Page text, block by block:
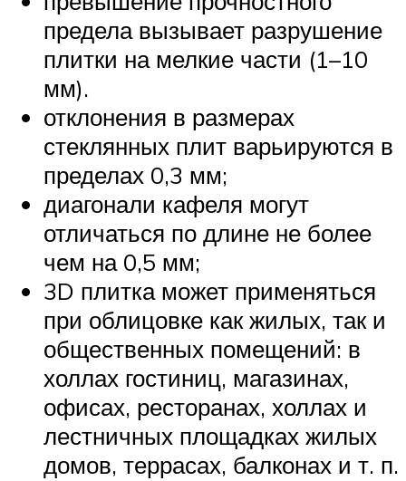
предела вызывает разрушение
плитки на мелкие части (1–10
мм).
отклонения в размерах
стеклянных плит варьируются в
пределах 0,3 мм;
диагонали кафеля могут
отличаться по длине не более
чем на 0,5 мм;
3D плитка может применяться
при облицовке как жилых, так и
общественных помещений: в
холлах гостиниц, магазинах,
офисах, ресторанах, холлах и
лестничных площадках жилых
домов, террасах, балконах и т. п.